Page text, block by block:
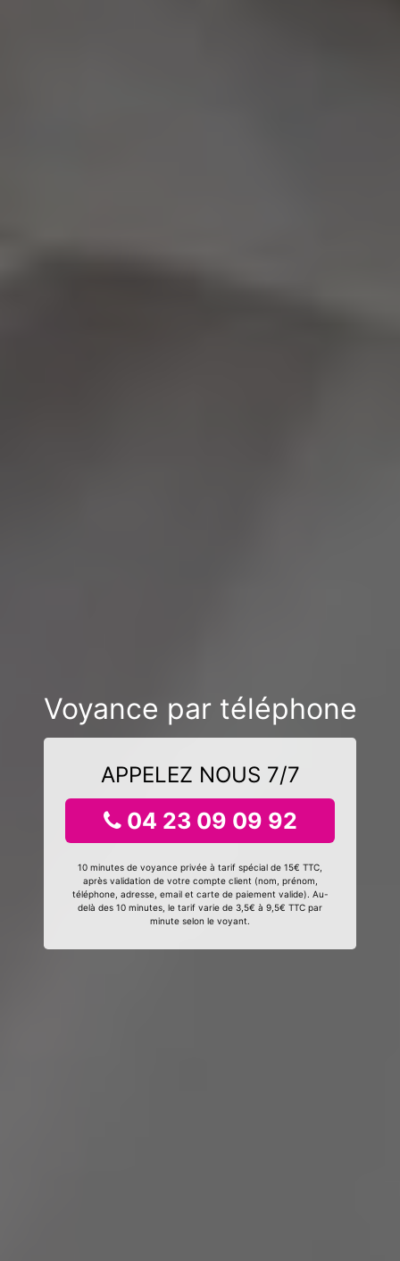
Voyance par téléphone
APPELEZ NOUS 7/7
04 23 09 09 92
10 minutes de voyance privée à tarif spécial de 15€ TTC,
après validation de votre compte client (nom, prénom,
téléphone, adresse, email et carte de paiement valide). Au-
delà des 10 minutes, le tarif varie de 3,5€ à 9,5€ TTC par
minute selon le voyant.